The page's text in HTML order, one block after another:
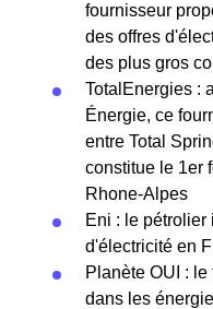
fournisseur
des offres
des plus gros
TotalEnergies :
Énergie, ce
entre Total
constitue le 1er
Rhone-Alpes
Eni : le
d'électricité en
Planète OUI :
dans les